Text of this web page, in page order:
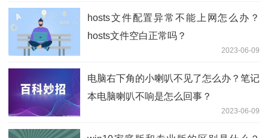
hosts文件配置异常不能上网怎么办？
hosts文件空白正常吗？
2023-06-09
电脑右下角的小喇叭不见了怎么办？笔记
本电脑喇叭不响是怎么回事？
2023-06-09